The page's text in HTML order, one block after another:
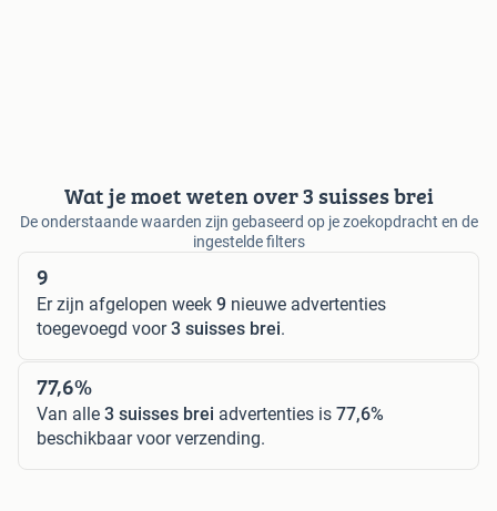
Wat je moet weten over 3 suisses brei
De onderstaande waarden zijn gebaseerd op je zoekopdracht en de
ingestelde filters
9
Er zijn afgelopen week 9 nieuwe advertenties
toegevoegd voor3 suisses brei.
77,6%
Van alle 3 suisses brei advertenties is 77,6%
beschikbaar voor verzending.